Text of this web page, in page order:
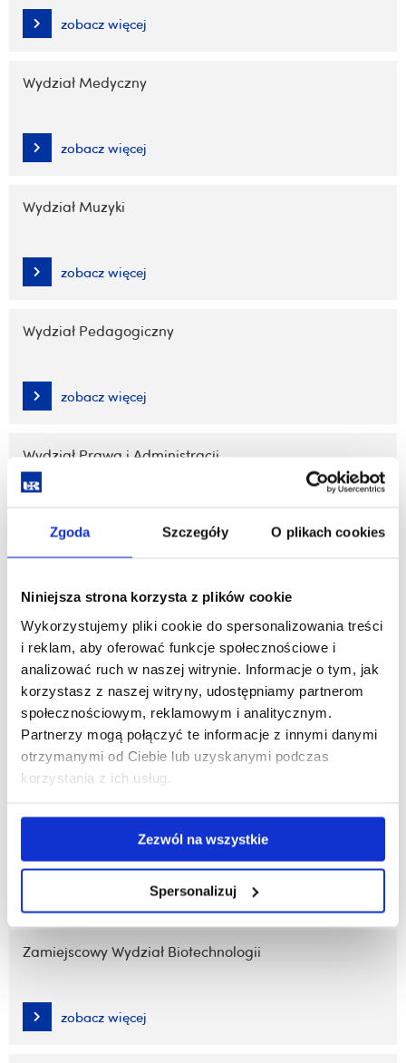
Zgoda Szczegóły O plikach cookies
Niniejsza strona korzysta z plików cookie
Wykorzystujemy pliki cookie do spersonalizowania treści
i reklam, aby oferować funkcje społecznościowe i
analizować ruch w naszej witrynie. Informacje o tym, jak
korzystasz z naszej witryny, udostępniamy partnerom
społecznościowym, reklamowym i analitycznym.
Partnerzy mogą połączyć te informacje z innymi danymi
otrzymanymi od Ciebie lub uzyskanymi podczas
korzystania z ich usług.
Zezwól na wszystkie
Spersonalizuj
zobacz więcej
Wydział Medyczny
zobacz więcej
Wydział Muzyki
zobacz więcej
Wydział Pedagogiczny
zobacz więcej
Wydział Prawa i Administracji
zobacz więcej
Wydział Sztuki
zobacz więcej
Zamiejscowy Wydział Biotechnologii
zobacz więcej